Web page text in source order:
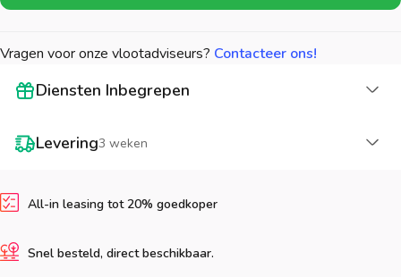
Vragen voor onze vlootadviseurs? Contacteer ons!
Diensten Inbegrepen
Levering3 weken
All-in leasing tot 20% goedkoper
Snel besteld, direct beschikbaar.